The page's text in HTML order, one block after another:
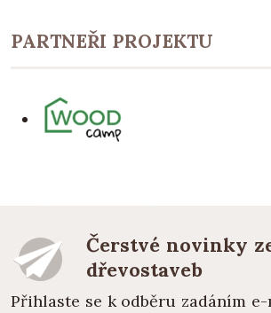
PARTNEŘI PROJEKTU
Čerstvé novinky
dřevostaveb
Přihlaste se k odběru zadáním